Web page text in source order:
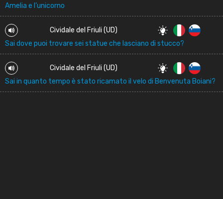
Amelia e l’unicorno
Cividale del Friuli (UD)
Sai dove puoi trovare sei statue che lasciano di stucco?
Cividale del Friuli (UD)
Sai in quanto tempo è stato ricamato il velo di Benvenuta Boiani?